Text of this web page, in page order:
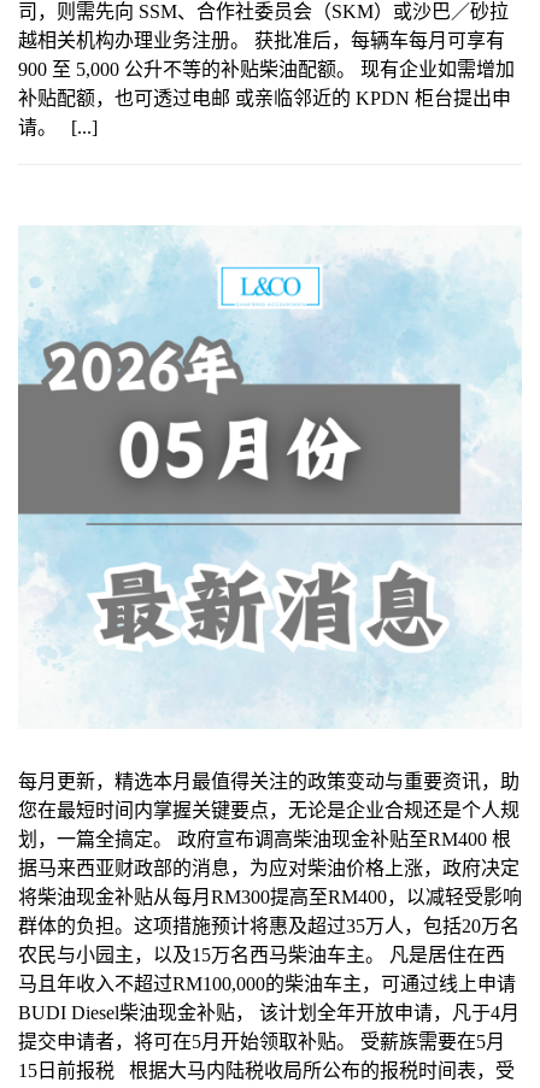
司，则需先向 SSM、合作社委员会（SKM）或沙巴／砂拉
越相关机构办理业务注册。 获批准后，每辆车每月可享有
900 至 5,000 公升不等的补贴柴油配额。 现有企业如需增加
补贴配额，也可透过电邮 或亲临邻近的 KPDN 柜台提出申
请。 [...]
每月更新，精选本月最值得关注的政策变动与重要资讯，助
您在最短时间内掌握关键要点，无论是企业合规还是个人规
划，一篇全搞定。 政府宣布调高柴油现金补贴至RM400 根
据马来西亚财政部的消息，为应对柴油价格上涨，政府决定
将柴油现金补贴从每月RM300提高至RM400，以减轻受影响
群体的负担。这项措施预计将惠及超过35万人，包括20万名
农民与小园主，以及15万名西马柴油车主。 凡是居住在西
马且年收入不超过RM100,000的柴油车主，可通过线上申请
BUDI Diesel柴油现金补贴， 该计划全年开放申请，凡于4月
提交申请者，将可在5月开始领取补贴。 受薪族需要在5月
15日前报税 根据大马内陆税收局所公布的报税时间表，受